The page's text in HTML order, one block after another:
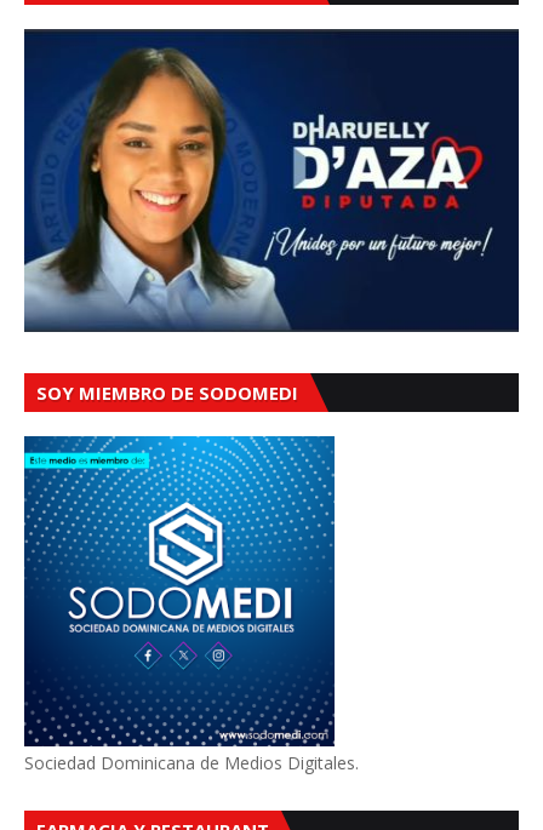
SOY MIEMBRO DE SODOMEDI
Sociedad Dominicana de Medios Digitales.